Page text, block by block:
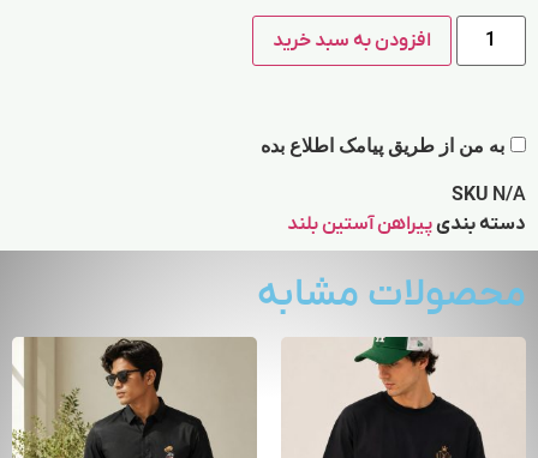
افزودن به سبد خرید
به من از طریق پیامک اطلاع بده
SKU N/A
دسته بندیپیراهن آستین بلند
محصولات مشابه